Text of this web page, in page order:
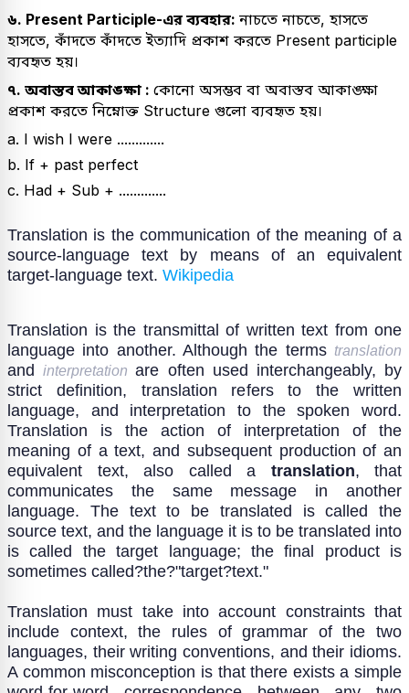
৬. Present Participle-এর ব্যবহার: নাচতে নাচতে, হাসতে
হাসতে, কাঁদতে কাঁদতে ইত্যাদি প্রকাশ করতে Present participle
ব্যবহৃত হয়।
৭. অবাস্তব আকাঙ্ক্ষা : কোনো অসম্ভব বা অবাস্তব আকাঙ্ক্ষা
প্রকাশ করতে নিম্নোক্ত Structure গুলো ব্যবহৃত হয়।
a. I wish I were .............
b. If + past perfect
c. Had + Sub + .............
Translation is the communication of the meaning of a
source-language text by means of an equivalent
target-language text. Wikipedia
Translation is the transmittal of written text from one
language into another. Although the terms translation
andinterpretationare often used interchangeably, by
strict definition, translation refers to the written
language, and interpretation to the spoken word.
Translation is the action of interpretation of the
meaning of a text, and subsequent production of an
equivalent text, also called a translation, that
communicates the same message in another
language. The text to be translated is called the
source text, and the language it is to be translated into
is called the target language; the final product is
sometimes called?the?"target?text."
Translation must take into account constraints that
include context, the rules of grammar of the two
languages, their writing conventions, and their idioms.
A common misconception is that there exists a simple